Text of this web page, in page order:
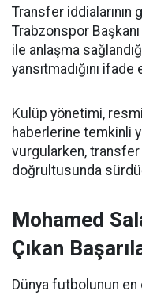
Transfer iddialarının
Trabzonspor
ile anlaşma
yansıtmadığını ifade
Kulüp yönetimi,
haberlerine temkinli
vurgularken, transfer
doğrultusunda
Mohamed
Çıkan
Dünya futbolunun en